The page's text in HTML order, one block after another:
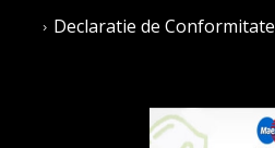
Declaratie de Conformitate